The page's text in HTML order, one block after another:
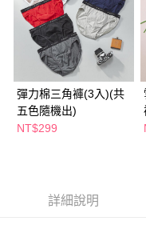
２．訂單成立數日內，您將
３．收到繳費通知簡訊後14
ATM／網路銀行／等多元方
※ 請注意：結帳手續完成當
購買商品的店家。未經商家
後付繳納相關費用。
※ 交易是否成功請以「
是否繳費成功／繳費後需取消
客戶支援中心」
https://
權轉讓予恩沛科技股份有限
２．關於個人資料處理事宜，
每筆NT$65，滿NT$390(
萊爾富取貨付款
每筆NT$65，滿NT$490(
付款後萊爾富取貨
每筆NT$65，滿NT$490(
付款後7-11取貨
彈力棉三角褲(3入)(共
五色隨機出)
NT$299
詳細說明